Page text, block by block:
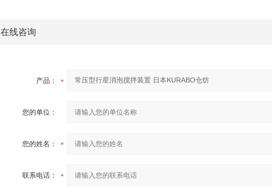
在线咨询
产品：
您的单位：
您的姓名：
联系电话：